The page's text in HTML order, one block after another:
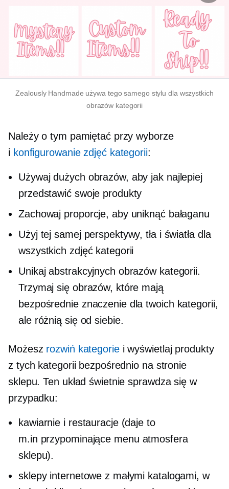
Zealously Handmade używa tego samego stylu dla wszystkich
obrazów kategorii
Należy o tym pamiętać przy wyborze
i konfigurowanie zdjęć kategorii:
Używaj dużych obrazów, aby jak najlepiej
przedstawić swoje produkty
Zachowaj proporcje, aby uniknąć bałaganu
Użyj tej samej perspektywy, tła i światła dla
wszystkich zdjęć kategorii
Unikaj abstrakcyjnych obrazów kategorii.
Trzymaj się obrazów, które mają
bezpośrednie znaczenie dla twoich kategorii,
ale różnią się od siebie.
Możesz rozwiń kategoriei wyświetlaj produkty
z tych kategorii bezpośrednio na stronie
sklepu. Ten układ świetnie sprawdza się w
przypadku:
kawiarnie i restauracje (daje to
m.in przypominające menu atmosfera
sklepu).
sklepy internetowe z małymi katalogami, w